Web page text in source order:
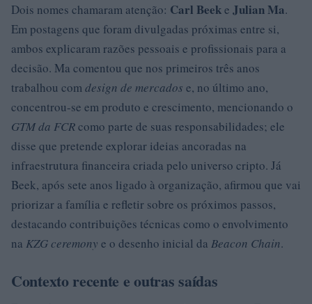
Dois nomes chamaram atenção: Carl Beeke Julian Ma.
Em postagens que foram divulgadas próximas entre si,
ambos explicaram razões pessoais e profissionais para a
decisão. Ma comentou que nos primeiros três anos
trabalhou comdesign de mercados e, no último ano,
concentrou-se em produto e crescimento, mencionando o
GTM da FCRcomo parte de suas responsabilidades; ele
disse que pretende explorar ideias ancoradas na
infraestrutura financeira criada pelo universo cripto. Já
Beek, após sete anos ligado à organização, afirmou que vai
priorizar a família e refletir sobre os próximos passos,
destacando contribuições técnicas como o envolvimento
na KZG ceremony e o desenho inicial da Beacon Chain.
Contexto recente e outras saídas